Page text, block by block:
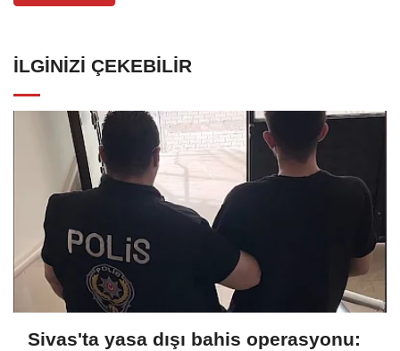
İLGINIZI ÇEKEBILIR
Sivas'ta yasa dışı bahis operasyonu: